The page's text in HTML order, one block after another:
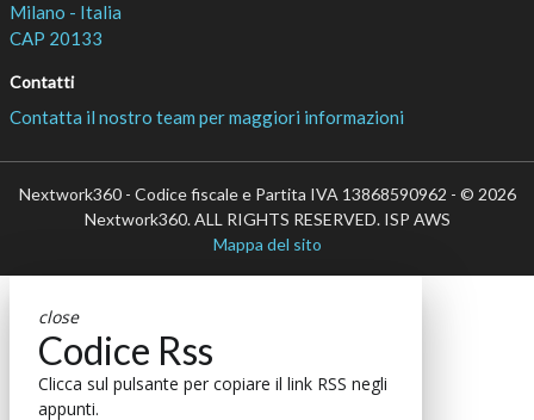
Milano - Italia
CAP 20133
Contatti
Contatta il nostro team per maggiori informazioni
Nextwork360 - Codice fiscale e Partita IVA 13868590962 - © 2026
Nextwork360. ALL RIGHTS RESERVED. ISP AWS
Mappa del sito
close
Codice Rss
Clicca sul pulsante per copiare il link RSS negli
appunti.